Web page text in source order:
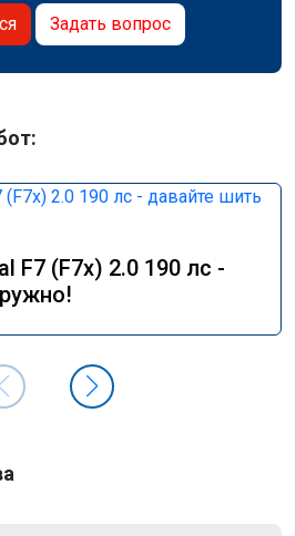
Задать вопрос
F7 (F7x) 2.0 190 лс -